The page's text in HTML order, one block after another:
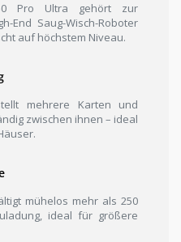
Pro Ultra gehört zur
End Saug-Wisch-Roboter
auf höchstem Niveau.
mehrere Karten und
zwischen ihnen – ideal
mühelos mehr als 250
ideal für größere